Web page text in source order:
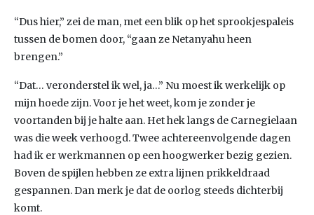
“Dus hier,” zei de man, met een blik op het sprookjespaleis
tussen de bomen door, “gaan ze Netanyahu heen
brengen.”
“Dat… veronderstel ik wel, ja…” Nu moest ik werkelijk op
mijn hoede zijn. Voor je het weet, kom je zonder je
voortanden bij je halte aan. Het hek langs de Carnegielaan
was die week verhoogd. Twee achtereenvolgende dagen
had ik er werkmannen op een hoogwerker bezig gezien.
Boven de spijlen hebben ze extra lijnen prikkeldraad
gespannen. Dan merk je dat de oorlog steeds dichterbij
komt.